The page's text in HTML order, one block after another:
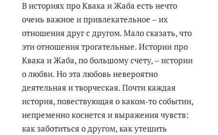
В историях про Квака и Жаба есть нечто
очень важное и привлекательное – их
отношения друг с другом. Мало сказать, что
эти отношения трогательные. Истории про
Квака и Жаба, по большому счету, – истории
о любви. Но эта любовь невероятно
деятельная и творческая. Почти каждая
история, повествующая о каком-то событии,
непременно коснется и выражения чувств:
как заботиться о другом, как утешить